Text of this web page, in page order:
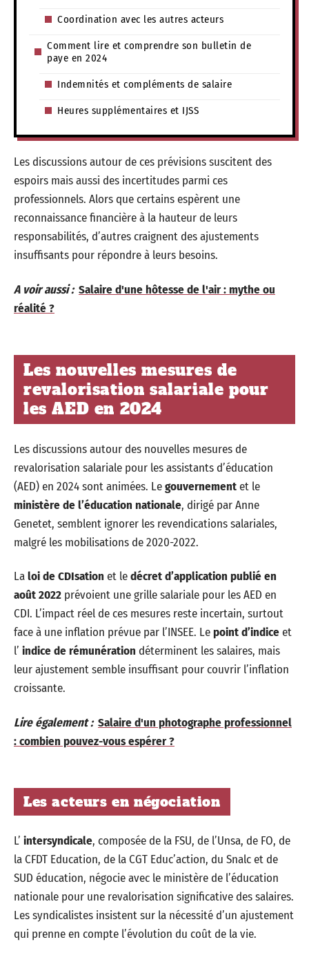
Coordination avec les autres acteurs
Comment lire et comprendre son bulletin de
paye en 2024
Indemnités et compléments de salaire
Heures supplémentaires et IJSS
Les discussions autour de ces prévisions suscitent des
espoirs mais aussi des incertitudes parmi ces
professionnels. Alors que certains espèrent une
reconnaissance financière à la hauteur de leurs
responsabilités, d’autres craignent des ajustements
insuffisants pour répondre à leurs besoins.
A voir aussi : Salaire d'une hôtesse de l'air : mythe ou
réalité ?
Les nouvelles mesures de
revalorisation salariale pour
les AED en 2024
Les discussions autour des nouvelles mesures de
revalorisation salariale pour les assistants d’éducation
(AED) en 2024 sont animées. Legouvernementet le
ministère de l’éducation nationale, dirigé par Anne
Genetet, semblent ignorer les revendications salariales,
malgré les mobilisations de 2020-2022.
Laloi de CDIsation et ledécret d’application publié en
août 2022 prévoient une grille salariale pour les AED en
CDI. L’impact réel de ces mesures reste incertain, surtout
face à une inflation prévue par l’INSEE. Lepoint d’indiceet
l’ indice de rémunération déterminent les salaires, mais
leur ajustement semble insuffisant pour couvrir l’inflation
croissante.
Lire également : Salaire d'un photographe professionnel
: combien pouvez-vous espérer ?
Les acteurs en négociation
L’ intersyndicale, composée de la FSU, de l’Unsa, de FO, de
la CFDT Education, de la CGT Educ’action, du Snalc et de
SUD éducation, négocie avec le ministère de l’éducation
nationale pour une revalorisation significative des salaires.
Les syndicalistes insistent sur la nécessité d’un ajustement
qui prenne en compte l’évolution du coût de la vie.